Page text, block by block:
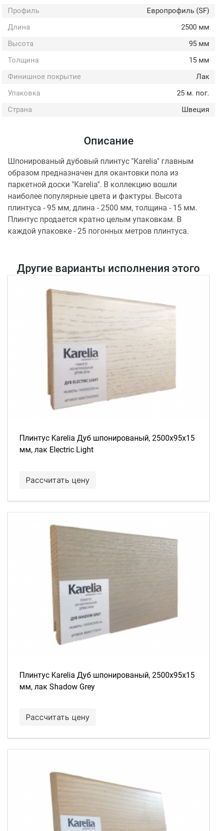
Профиль
Европрофиль (SF)
Длина
2500 мм
Высота
95 мм
Толщина
15 мм
Финишное покрытие
Лак
Упаковка
25 м. пог.
Страна
Швеция
Описание
Шпонированый дубовый плинтус "Karelia" главным
образом предназначен для окантовки пола из
паркетной доски "Karelia". В коллекцию вошли
наиболее популярные цвета и фактуры. Высота
плинтуса - 95 мм, длина - 2500 мм, толщина - 15 мм.
Плинтус продается кратно целым упаковкам. В
каждой упаковке - 25 погонных метров плинтуса.
Другие варианты исполнения этого
Плинтус Karelia Дуб шпонированый, 2500х95х15
мм, лак Electric Light
Рассчитать цену
Плинтус Karelia Дуб шпонированый, 2500х95х15
мм, лак Shadow Grey
Рассчитать цену